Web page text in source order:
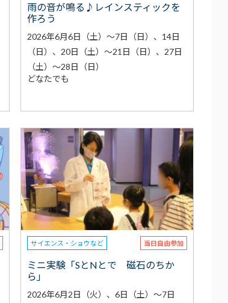
雨の音が鳴る♪レインスティックを
作ろう
2026年6月6日（土）～7日（日）、14日
（日）、20日（土）～21日（日）、27日
（土）～28日（日）
どなたでも
サイエンス・ショウなど 当日自由参加
ミニ実験「SとNとで 磁石のちか
ら」
2026年6月2日（火）、6日（土）～7日